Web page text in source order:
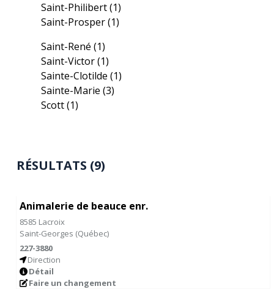
Saint-Philibert(1)
Saint-Prosper(1)
Saint-René(1)
Saint-Victor(1)
Sainte-Clotilde(1)
Sainte-Marie(3)
Scott(1)
RÉSULTATS (9)
Animalerie de beauce enr.
8585 Lacroix
Saint-Georges (Québec)
227-3880
Direction
Détail
Faire un changement